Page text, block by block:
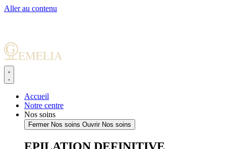
Aller au contenu
Accueil
Notre centre
Nos soins
Fermer Nos soins Ouvrir Nos soins